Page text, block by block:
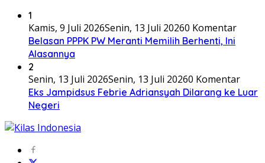
1
Kamis, 9 Juli 2026Senin, 13 Juli 20260 Komentar
Belasan PPPK PW Meranti Memilih Berhenti, Ini
Alasannya
2
Senin, 13 Juli 2026Senin, 13 Juli 20260 Komentar
Eks Jampidsus Febrie Adriansyah Dilarang ke Luar
Negeri